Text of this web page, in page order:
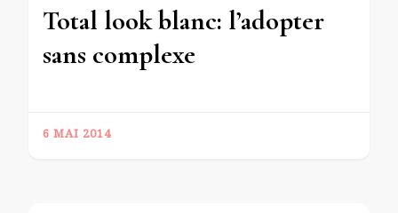
Total look blanc: l’adopter
sans complexe
6 MAI 2014